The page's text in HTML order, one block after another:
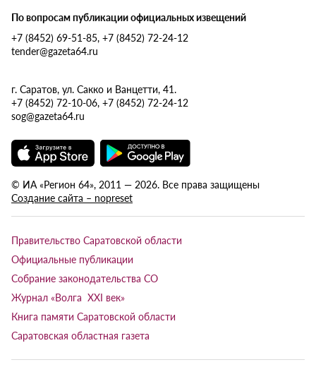
По вопросам публикации официальных извещений
+7 (8452) 69-51-85, +7 (8452) 72-24-12
tender@gazeta64.ru
г. Саратов, ул. Сакко и Ванцетти, 41.
+7 (8452) 72-10-06, +7 (8452) 72-24-12
sog@gazeta64.ru
© ИА «Регион 64», 2011 — 2026. Все права защищены
Создание сайта – nopreset
Правительство Саратовской области
Официальные публикации
Собрание законодательства СО
Журнал «Волга XXI век»
Книга памяти Саратовской области
Саратовская областная газета